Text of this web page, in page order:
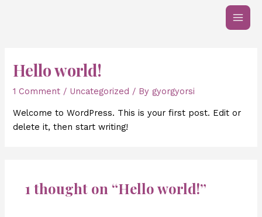
Hello world!
1 Comment / Uncategorized / Bygyorgyorsi
Welcome to WordPress. This is your first post. Edit or
delete it, then start writing!
1 thought on “Hello world!”